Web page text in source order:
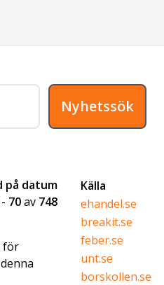
Nyhetssök
på datum
- 70av 748
för
Källa
ehandel.se
breakit.se
feber.se
unt.se
borskollen.se